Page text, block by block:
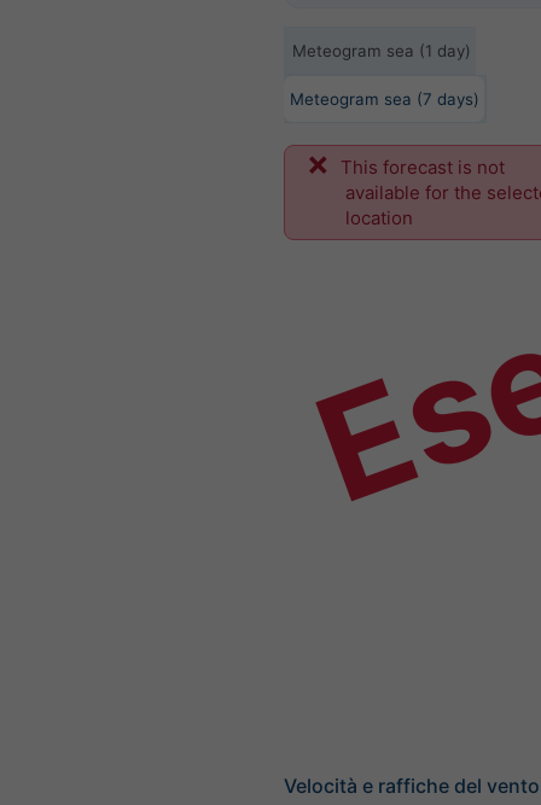
Meteogram sea (1 day)
Meteogram sea (7 days)
This forecast is not
available for the
location
Velocità e raffiche del vento